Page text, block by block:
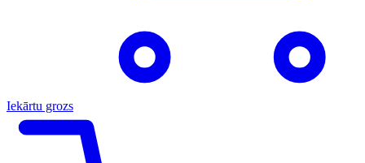
Iekārtu grozs